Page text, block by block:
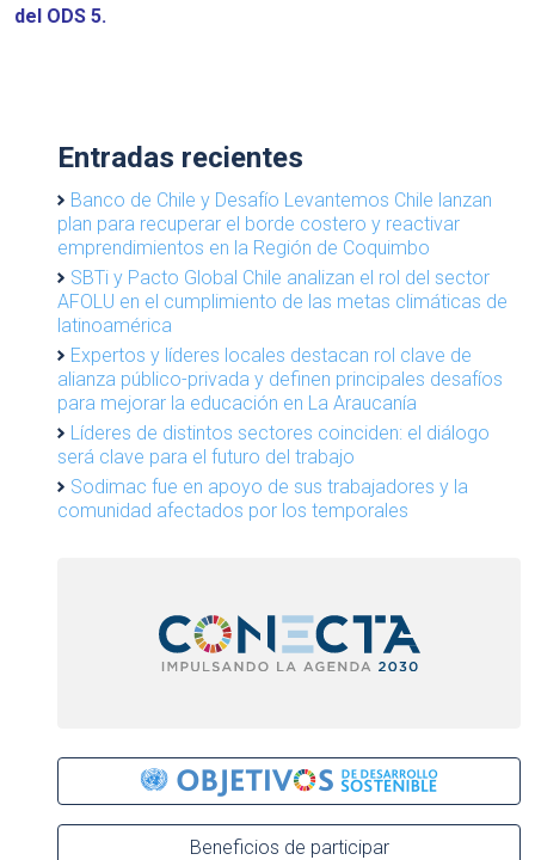
del ODS 5.
Entradas recientes
Banco de Chile y Desafío Levantemos Chile lanzan
plan para recuperar el borde costero y reactivar
emprendimientos en la Región de Coquimbo
SBTi y Pacto Global Chile analizan el rol del sector
AFOLU en el cumplimiento de las metas climáticas de
latinoamérica
Expertos y líderes locales destacan rol clave de
alianza público-privada y definen principales desafíos
para mejorar la educación en La Araucanía
Líderes de distintos sectores coinciden: el diálogo
será clave para el futuro del trabajo
Sodimac fue en apoyo de sus trabajadores y la
comunidad afectados por los temporales
Beneficios de participar